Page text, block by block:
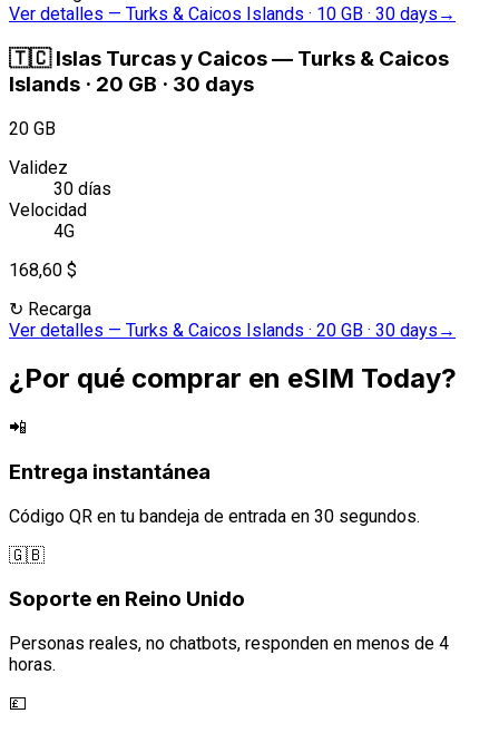
Ver detalles — Turks & Caicos Islands · 10 GB · 30 days →
🇹🇨 Islas Turcas y Caicos— Turks & Caicos
Islands · 20 GB · 30 days
20 GB
Validez
30 días
Velocidad
4G
168,60 $
↻ Recarga
Ver detalles — Turks & Caicos Islands · 20 GB · 30 days →
¿Por qué comprar en eSIM Today?
📲
Entrega instantánea
Código QR en tu bandeja de entrada en 30 segundos.
🇬🇧
Soporte en Reino Unido
Personas reales, no chatbots, responden en menos de 4
horas.
💷